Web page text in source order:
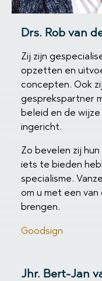
Drs. Rob van
Zij zijn
opzetten en
concepten. Ook
gesprekspartner
beleid en de
ingericht.
Zo bevelen zij
iets te bieden
specialisme.
om u met een
brengen.
Goodsign
Jhr. Bert-Jan